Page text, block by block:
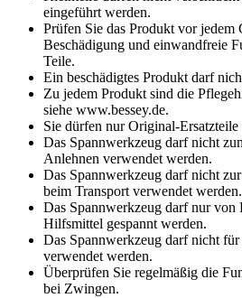
eingeführt werden.
Prüfen Sie das Produkt vor jedem
Beschädigung und einwandfreie
Teile.
Ein beschädigtes Produkt darf
Zu jedem Produkt sind die
siehe www.bessey.de.
Sie dürfen nur Original-
Das Spannwerkzeug darf nicht
Anlehnen verwendet werden.
Das Spannwerkzeug darf nicht
beim Transport verwendet werden.
Das Spannwerkzeug darf nur von
Hilfsmittel gespannt werden.
Das Spannwerkzeug darf nicht
verwendet werden.
Überprüfen Sie regelmäßig die
bei Zwingen.